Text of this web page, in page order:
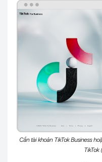
Cần tài khoản TikTok Business
TikTok